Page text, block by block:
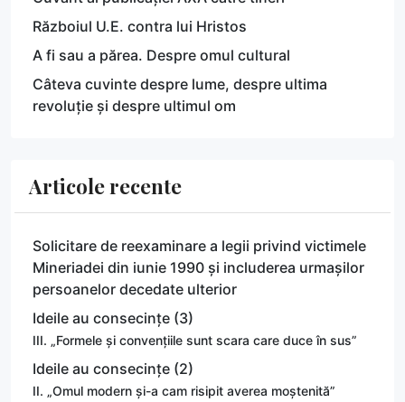
Războiul U.E. contra lui Hristos
A fi sau a părea. Despre omul cultural
Câteva cuvinte despre lume, despre ultima
revoluție și despre ultimul om
Articole recente
Solicitare de reexaminare a legii privind victimele
Mineriadei din iunie 1990 și includerea urmașilor
persoanelor decedate ulterior
Ideile au consecințe (3)
III. „Formele și convențiile sunt scara care duce în sus”
Ideile au consecințe (2)
II. „Omul modern și-a cam risipit averea moștenită”